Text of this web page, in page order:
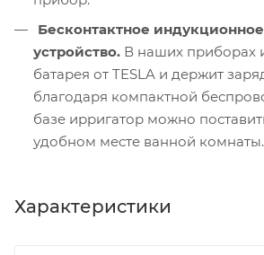
Бесконтактное
устройство. В наших приборах
батарея от TESLA и держит
благодаря компактной
базе ирригатор можно
удобном месте ванной комнаты.
Характеристики